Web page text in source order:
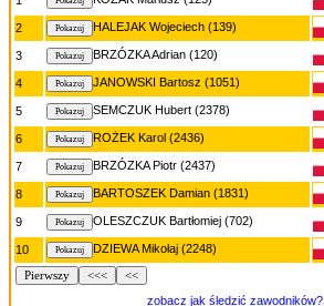
2 HALEJAK Wojeciech (139)
3 BRZÓZKA Adrian (120)
4 JANOWSKI Bartosz (1051)
5 SEMCZUK Hubert (2378)
6 ROŻEK Karol (2436)
7 BRZÓZKA Piotr (2437)
8 BARTOSZEK Damian (1831)
9 OLESZCZUK Bartłomiej (702)
10 DZIEWA Mikołaj (2248)
Pierwszy <<< <<
zobacz jak śledzić zawodników?